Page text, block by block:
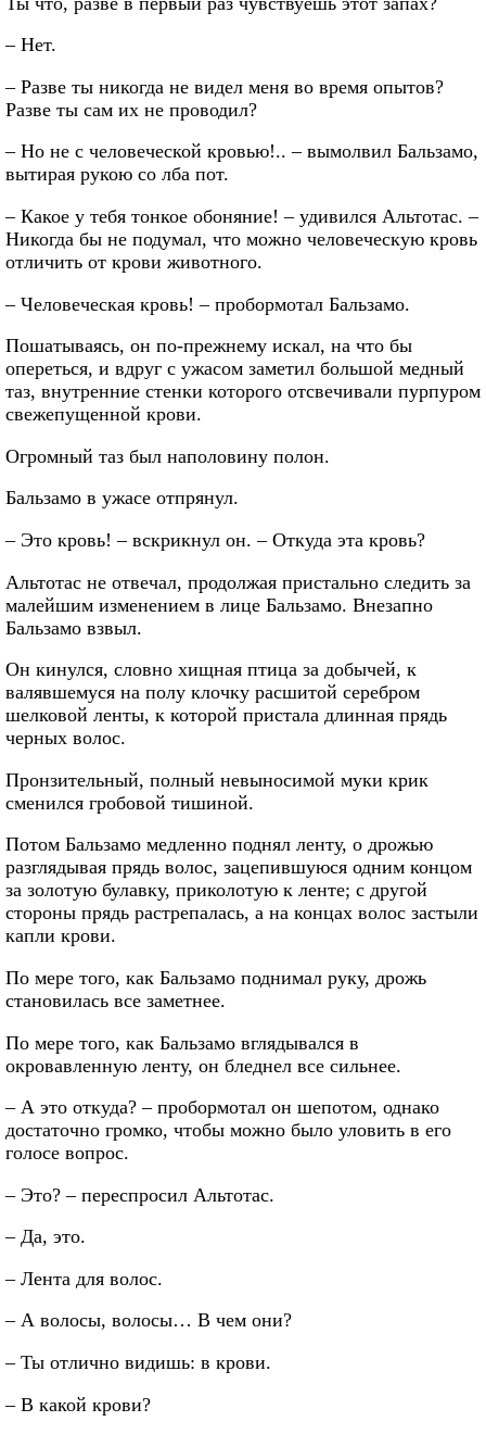
– Нет.
– Разве ты никогда не видел меня во время опытов?
Разве ты сам их не проводил?
– Но не с человеческой кровью!.. – вымолвил Бальзамо,
вытирая рукою со лба пот.
– Какое у тебя тонкое обоняние! – удивился Альтотас. –
Никогда бы не подумал, что можно человеческую кровь
отличить от крови животного.
– Человеческая кровь! – пробормотал Бальзамо.
Пошатываясь, он по-прежнему искал, на что бы
опереться, и вдруг с ужасом заметил большой медный
таз, внутренние стенки которого отсвечивали пурпуром
свежепущенной крови.
Огромный таз был наполовину полон.
Бальзамо в ужасе отпрянул.
– Это кровь! – вскрикнул он. – Откуда эта кровь?
Альтотас не отвечал, продолжая пристально следить за
малейшим изменением в лице Бальзамо. Внезапно
Бальзамо взвыл.
Он кинулся, словно хищная птица за добычей, к
валявшемуся на полу клочку расшитой серебром
шелковой ленты, к которой пристала длинная прядь
черных волос.
Пронзительный, полный невыносимой муки крик
сменился гробовой тишиной.
Потом Бальзамо медленно поднял ленту, о дрожью
разглядывая прядь волос, зацепившуюся одним концом
за золотую булавку, приколотую к ленте; с другой
стороны прядь растрепалась, а на концах волос застыли
капли крови.
По мере того, как Бальзамо поднимал руку, дрожь
становилась все заметнее.
По мере того, как Бальзамо вглядывался в
окровавленную ленту, он бледнел все сильнее.
– А это откуда? – пробормотал он шепотом, однако
достаточно громко, чтобы можно было уловить в его
голосе вопрос.
– Это? – переспросил Альтотас.
– Да, это.
– Лента для волос.
– А волосы, волосы… В чем они?
– Ты отлично видишь: в крови.
– В какой крови?